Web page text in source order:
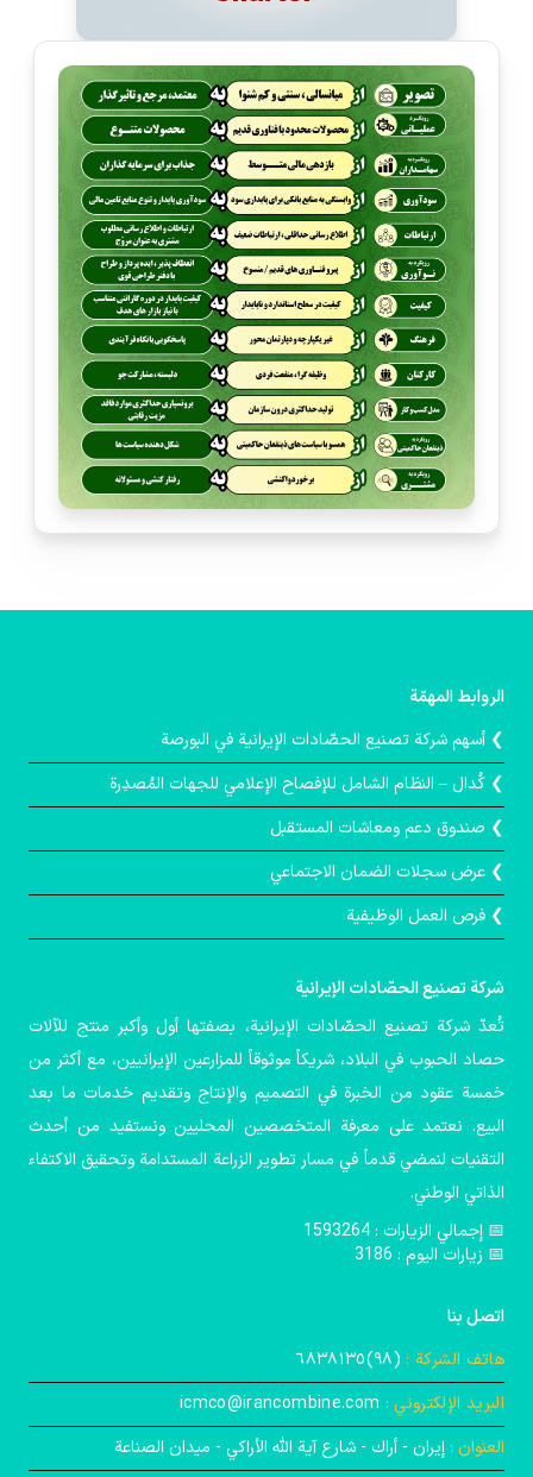
الروابط المهمّة
❯ أسهم شركة تصنيع الحصّادات الإيرانية في البورصة
❯ كُدال – النظام الشامل للإفصاح الإعلامي للجهات المُصدِرة
❯ صندوق دعم ومعاشات المستقبل
❯ عرض سجلات الضمان الاجتماعي
❯ فرص العمل الوظيفية
شركة تصنيع الحصّادات الإيرانية
تُعدّ شركة تصنيع الحصّادات الإيرانية، بصفتها أول وأكبر منتج للآلات
حصاد الحبوب في البلاد، شريكاً موثوقاً للمزارعين الإيرانيين، مع أكثر من
خمسة عقود من الخبرة في التصميم والإنتاج وتقديم خدمات ما بعد
البيع. نعتمد على معرفة المتخصصين المحليين ونستفيد من أحدث
التقنيات لنمضي قدماً في مسار تطوير الزراعة المستدامة وتحقيق الاكتفاء
الذاتي الوطني.
📅️ إجمالي الزيارات : 1593264
📅 زيارات اليوم : 3186
اتصل بنا
هاتف الشركة : (۹۸)٦٨٣٨١٣٥
البريد الإلكتروني : icmco@irancombine.com
العنوان :إيران - أراك - شارع آية الله الأراكي - ميدان الصناعة